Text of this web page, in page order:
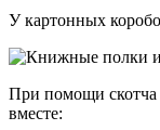
У картонных
При помощи скотча
вместе: